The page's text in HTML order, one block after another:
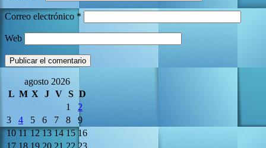
Correo electrónico *
Web
agosto 2026
L M X J V S D
1
2
3
4 5 6 7 8
9
10 11 12 13 14 15 16
17 18 19 20 21 22 23